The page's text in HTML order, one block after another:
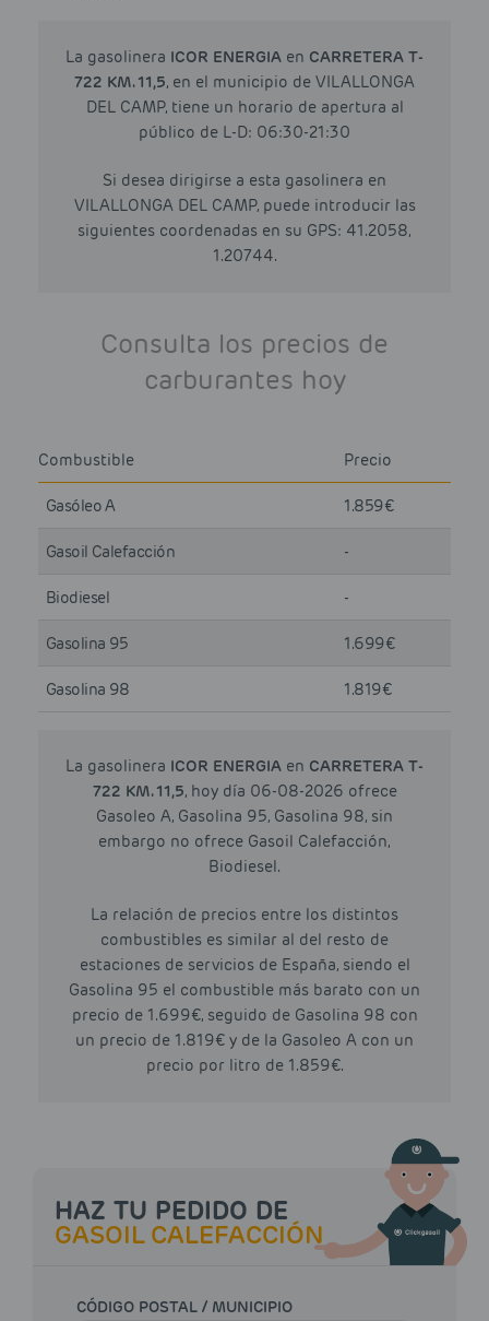
La gasolinera ICOR ENERGIA en CARRETERA T-
722 KM. 11,5, en el municipio de VILALLONGA
DEL CAMP, tiene un horario de apertura al
público de L-D: 06:30-21:30
Si desea dirigirse a esta gasolinera en
VILALLONGA DEL CAMP, puede introducir las
siguientes coordenadas en su GPS: 41.2058,
1.20744.
Consulta los precios de
carburantes hoy
Combustible Precio
Gasóleo A 1.859€
Gasoil Calefacción -
Biodiesel -
Gasolina 95 1.699€
Gasolina 98 1.819€
La gasolinera ICOR ENERGIA en CARRETERA T-
722 KM. 11,5, hoy día 06-08-2026 ofrece
Gasoleo A, Gasolina 95, Gasolina 98, sin
embargo no ofrece Gasoil Calefacción,
Biodiesel.
La relación de precios entre los distintos
combustibles es similar al del resto de
estaciones de servicios de España, siendo el
Gasolina 95 el combustible más barato con un
precio de 1.699€, seguido de Gasolina 98 con
un precio de 1.819€ y de la Gasoleo A con un
precio por litro de 1.859€.
HAZ TU PEDIDO DE
GASOIL CALEFACCIÓN
CÓDIGO POSTAL / MUNICIPIO